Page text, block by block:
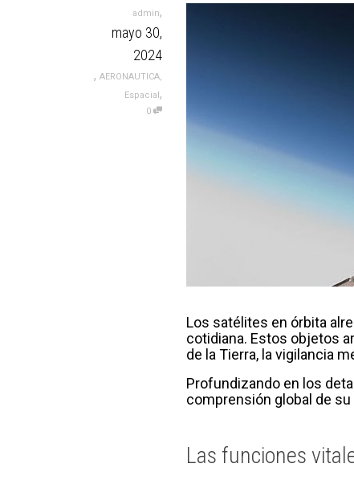
admin,
mayo 30,
2024
, AERONAUTICA,
Espacial,
0
Los satélites en órbita
cotidiana. Estos objetos
de la Tierra, la vigilancia
Profundizando en los
comprensión global de
Las funciones